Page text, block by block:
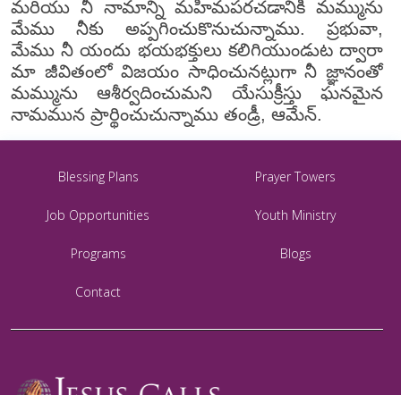
మరియు నీ నామాన్ని మహిమపరచడానికి మమ్మును
మేము నీకు అప్పగించుకొనుచున్నాము. ప్రభువా,
మేము నీ యందు భయభక్తులు కలిగియుండుట ద్వారా
మా జీవితంలో విజయం సాధించునట్లుగా నీ జ్ఞానంతో
మమ్మును ఆశీర్వదించుమని యేసుక్రీస్తు ఘనమైన
నామమున ప్రార్థించుచున్నాము తండ్రీ, ఆమేన్.
Blessing Plans Prayer Towers
Job Opportunities Youth Ministry
Programs Blogs
Contact